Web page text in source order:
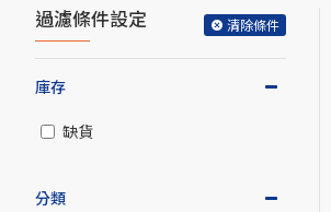
過濾條件設定 清除條件
分類
庫存
缺貨